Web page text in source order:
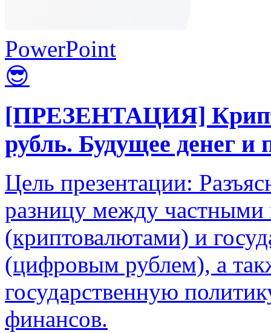
PowerPoint
😎
[ПРЕЗЕНТАЦИЯ]
рубль. Будущее денег
Цель презентации:
разницу между
(криптовалютами) и
(цифровым рублем), а
государственную
финансов.